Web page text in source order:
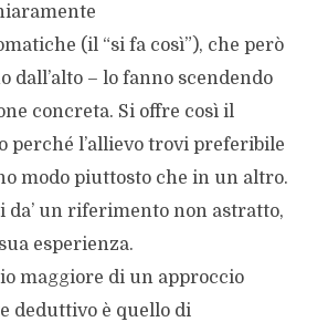
(il “si fa così”), che però
dall’alto – lo fanno scendendo
concreta. Si offre così il
perché l’allievo trovi preferibile
modo piuttosto che in un altro.
da’ un riferimento non astratto,
esperienza.
maggiore di un approccio
deduttivo è quello di